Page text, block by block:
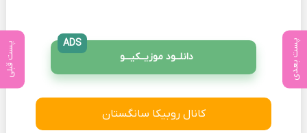
پست بعدی پست قبلی دانلــود موزیــکیـــو
ADS
کانال روبیکا سانگستان